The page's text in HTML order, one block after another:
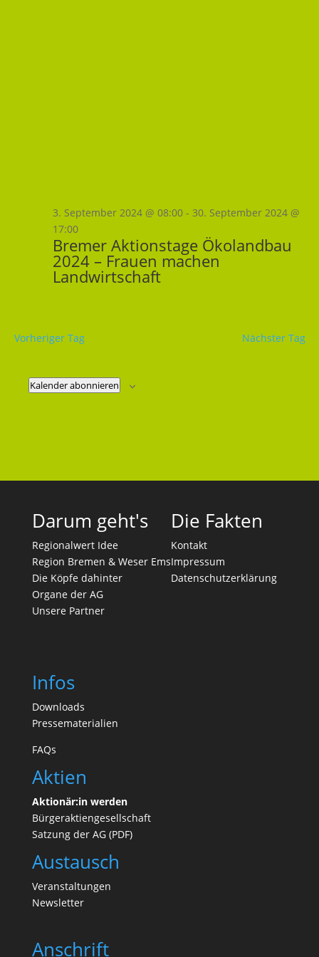
Bremer Aktionstage Ökolandbau
2024 – Frauen machen
Landwirtschaft
3. September 2024 @ 08:00- 30. September 2024 @
17:00
Vorheriger Tag Nächster Tag
Kalender abonnieren
Darum geht's
Regionalwert Idee
Region Bremen & Weser Ems
Die Köpfe dahinter
Organe der AG
Unsere Partner
Die Fakten
Kontakt
Impressum
Datenschutzerklärung
Infos
Downloads
Pressematerialien
FAQs
Aktien
Aktionär:in werden
Bürgeraktiengesellschaft
Satzung der AG (PDF)
Austausch
Veranstaltungen
Newsletter
Anschrift